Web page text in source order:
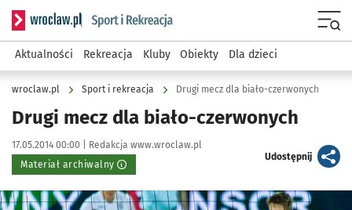
Serwis informacyjny wroclaw.pl podserwis: Sport i rekreacja
Aktualności Rekreacja Kluby Obiekty Dla dzieci
wroclaw.pl Sport i rekreacja Drugi mecz dla biało-czerwonych
Drugi mecz dla biało-czerwonych
Data publikacji:
17.05.2014 00:00 | Autor:
Redakcja www.wroclaw.pl
Materiał archiwalny
Udostępnijartykuł
Kliknij, aby powiększyć